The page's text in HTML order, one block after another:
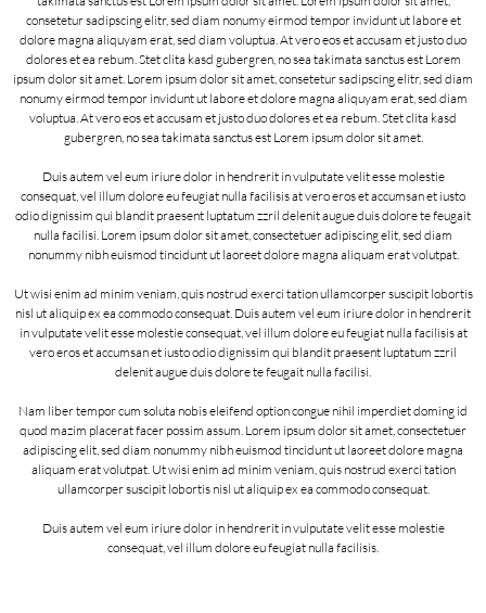
consetetur sadipscing elitr, sed diam nonumy eirmod tempor invidunt ut labore et
dolore magna aliquyam erat, sed diam voluptua. At vero eos et accusam et justo duo
dolores et ea rebum. Stet clita kasd gubergren, no sea takimata sanctus est Lorem
ipsum dolor sit amet. Lorem ipsum dolor sit amet, consetetur sadipscing elitr, sed diam
nonumy eirmod tempor invidunt ut labore et dolore magna aliquyam erat, sed diam
voluptua. At vero eos et accusam et justo duo dolores et ea rebum. Stet clita kasd
gubergren, no sea takimata sanctus est Lorem ipsum dolor sit amet.
Duis autem vel eum iriure dolor in hendrerit in vulputate velit esse molestie
consequat, vel illum dolore eu feugiat nulla facilisis at vero eros et accumsan et iusto
odio dignissim qui blandit praesent luptatum zzril delenit augue duis dolore te feugait
nulla facilisi. Lorem ipsum dolor sit amet, consectetuer adipiscing elit, sed diam
nonummy nibh euismod tincidunt ut laoreet dolore magna aliquam erat volutpat.
Ut wisi enim ad minim veniam, quis nostrud exerci tation ullamcorper suscipit lobortis
nisl ut aliquip ex ea commodo consequat. Duis autem vel eum iriure dolor in hendrerit
in vulputate velit esse molestie consequat, vel illum dolore eu feugiat nulla facilisis at
vero eros et accumsan et iusto odio dignissim qui blandit praesent luptatum zzril
delenit augue duis dolore te feugait nulla facilisi.
Nam liber tempor cum soluta nobis eleifend option congue nihil imperdiet doming id
quod mazim placerat facer possim assum. Lorem ipsum dolor sit amet, consectetuer
adipiscing elit, sed diam nonummy nibh euismod tincidunt ut laoreet dolore magna
aliquam erat volutpat. Ut wisi enim ad minim veniam, quis nostrud exerci tation
ullamcorper suscipit lobortis nisl ut aliquip ex ea commodo consequat.
Duis autem vel eum iriure dolor in hendrerit in vulputate velit esse molestie
consequat, vel illum dolore eu feugiat nulla facilisis.